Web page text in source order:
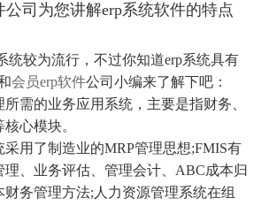
较为流行，不过你知道erp系统具有
会员erp软件公司小编来了解下吧：
的业务应用系统，主要是指财务、
心模块。
了制造业的MRP管理思想;FMIS有
理、业务评估、管理会计、ABC成本归
务管理方法;人力资源管理系统在组